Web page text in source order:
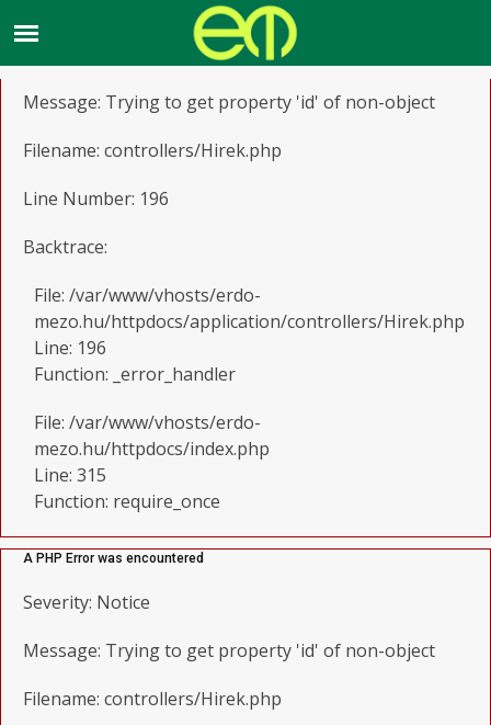
A PHP Error was encountered
Message: Trying to get property 'id' of non-object
Filename: controllers/Hirek.php
Line Number: 196
Backtrace:
File: /var/www/vhosts/erdo-
mezo.hu/httpdocs/application/controllers/Hirek.php
Line: 196
Function: _error_handler
File: /var/www/vhosts/erdo-
mezo.hu/httpdocs/index.php
Line: 315
Function: require_once
A PHP Error was encountered
Severity: Notice
Message: Trying to get property 'id' of non-object
Filename: controllers/Hirek.php